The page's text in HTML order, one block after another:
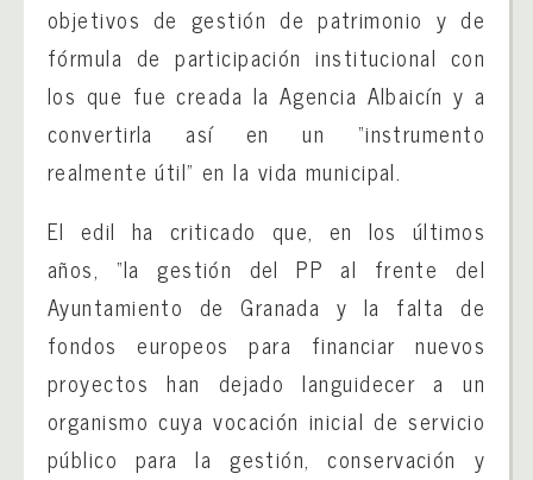
objetivos de gestión de patrimonio y de
fórmula de participación institucional con
los que fue creada la Agencia Albaicín y a
convertirla así en un “instrumento
realmente útil” en la vida municipal.
El edil ha criticado que, en los últimos
años, “la gestión del PP al frente del
Ayuntamiento de Granada y la falta de
fondos europeos para financiar nuevos
proyectos han dejado languidecer a un
organismo cuya vocación inicial de servicio
público para la gestión, conservación y